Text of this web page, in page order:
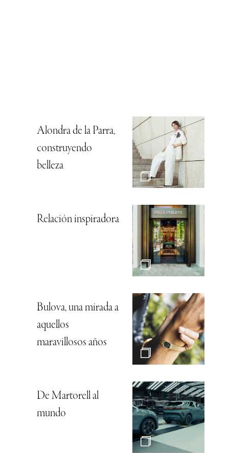
Alondra de la Parra,
construyendo
belleza
Relación inspiradora
Bulova, una mirada a
aquellos
maravillosos años
De Martorell al
mundo